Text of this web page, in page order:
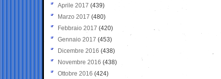
Aprile 2017 (439)
Marzo 2017 (480)
Febbraio 2017 (420)
Gennaio 2017 (453)
Dicembre 2016 (438)
Novembre 2016 (438)
Ottobre 2016 (424)